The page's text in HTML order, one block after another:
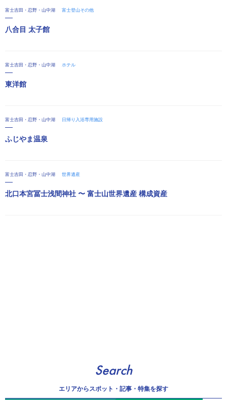
富士吉田・忍野・山中湖 富士登山その他
八合目 太子館
富士吉田・忍野・山中湖 ホテル
東洋館
富士吉田・忍野・山中湖 日帰り入浴専用施設
ふじやま温泉
富士吉田・忍野・山中湖 世界遺産
北口本宮冨士浅間神社 〜 富士山世界遺産 構成資産
Search
エリアからスポット・記事・特集を探す